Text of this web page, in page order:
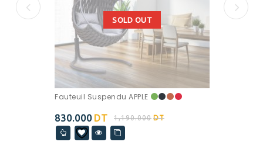
SOLD OUT
Fauteuil Suspendu APPLE
1,190.000 DT
830.000 DT